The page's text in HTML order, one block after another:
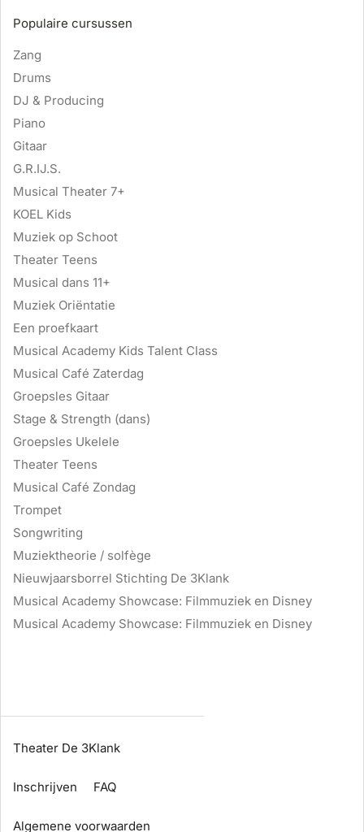
Populaire cursussen
Zang
Drums
DJ & Producing
Piano
Gitaar
G.R.IJ.S.
Musical Theater 7+
KOEL Kids
Muziek op Schoot
Theater Teens
Musical dans 11+
Muziek Oriëntatie
Een proefkaart
Musical Academy Kids Talent Class
Musical Café Zaterdag
Groepsles Gitaar
Stage & Strength (dans)
Groepsles Ukelele
Theater Teens
Musical Café Zondag
Trompet
Songwriting
Muziektheorie / solfège
Nieuwjaarsborrel Stichting De 3Klank
Musical Academy Showcase: Filmmuziek en Disney
Musical Academy Showcase: Filmmuziek en Disney
Theater De 3Klank
Inschrijven FAQ
Algemene voorwaarden